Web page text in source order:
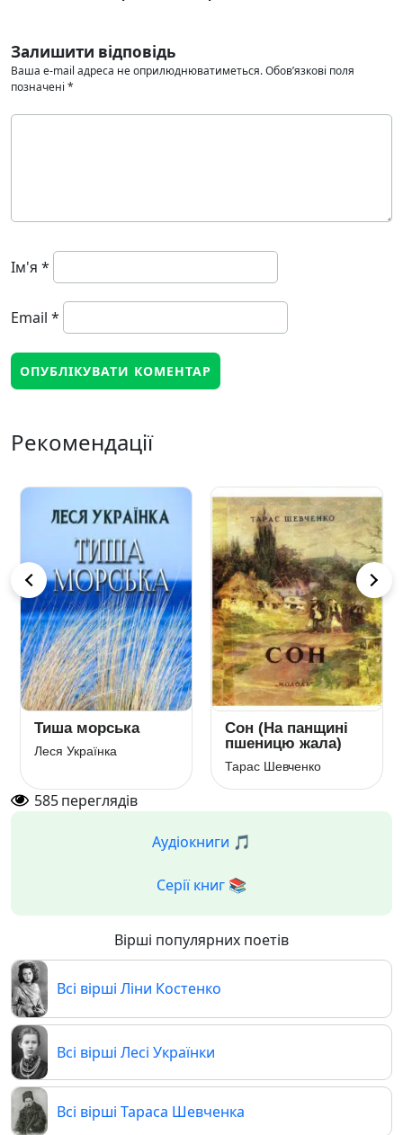
Залишити відповідь
Ваша e-mail адреса не оприлюднюватиметься.Обов’язкові поля
позначені *
Ім'я *
Email *
Рекомендації
Сон (На панщині
пшеницю жала)
Лист із полону
585переглядів
Аудіокниги 🎵
Серії книг 📚
Вірші популярних поетів
Всі вірші Ліни Костенко
Всі вірші Лесі Українки
Всі вірші Тараса Шевченка